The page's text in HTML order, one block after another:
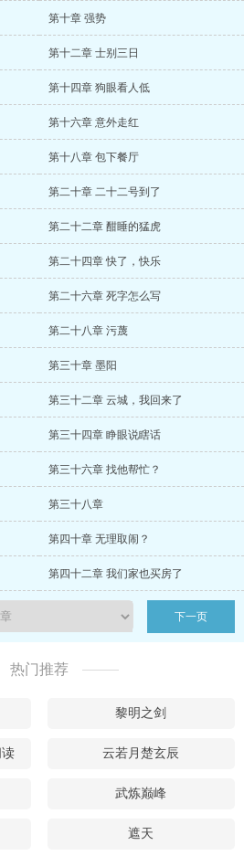
第十章 强势
第十二章 士别三日
第十四章 狗眼看人低
第十六章 意外走红
第十八章 包下餐厅
第二十章 二十二号到了
第二十二章 酣睡的猛虎
第二十四章 快了，快乐
第二十六章 死字怎么写
第二十八章 污蔑
第三十章 墨阳
第三十二章 云城，我回来了
第三十四章 睁眼说瞎话
第三十六章 找他帮忙？
第三十八章
第四十章 无理取闹？
第四十二章 我们家也买房了
下一页
热门推荐
黎明之剑
云若月楚玄辰
武炼巅峰
遮天